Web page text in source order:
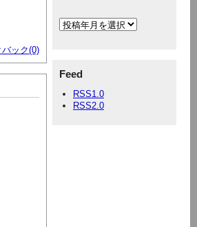
Feed
RSS1.0
RSS2.0
バック(0)